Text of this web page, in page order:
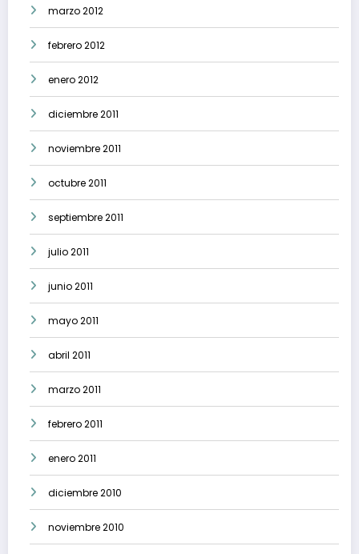
marzo 2012
febrero 2012
enero 2012
diciembre 2011
noviembre 2011
octubre 2011
septiembre 2011
julio 2011
junio 2011
mayo 2011
abril 2011
marzo 2011
febrero 2011
enero 2011
diciembre 2010
noviembre 2010